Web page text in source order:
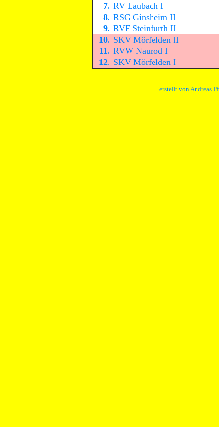
7. RV Laubach I
8. RSG Ginsheim II
9. RVF Steinfurth II
10. SKV Mörfelden II
11. RVW Naurod I
12. SKV Mörfelden I
erstellt von Andreas